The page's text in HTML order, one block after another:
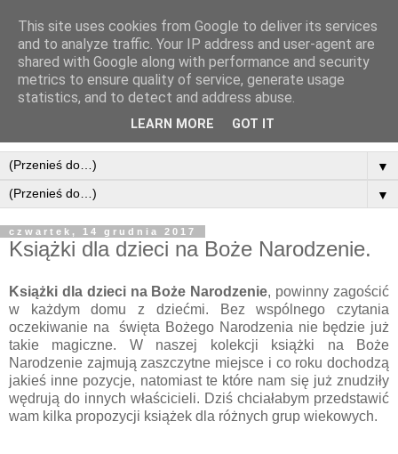
▼
▼
czwartek, 14 grudnia 2017
Książki dla dzieci na Boże Narodzenie.
Książki dla dzieci na Boże Narodzenie, powinny zagościć
w każdym domu z dziećmi. Bez wspólnego czytania
oczekiwanie na święta Bożego Narodzenia nie będzie już
takie magiczne. W naszej kolekcji książki na Boże
Narodzenie zajmują zaszczytne miejsce i co roku dochodzą
jakieś inne pozycje, natomiast te które nam się już znudziły
wędrują do innych właścicieli. Dziś chciałabym przedstawić
wam kilka propozycji książek dla różnych grup wiekowych.
This site uses cookies from Google to deliver its services
and to analyze traffic. Your IP address and user-agent are
shared with Google along with performance and security
metrics to ensure quality of service, generate usage
statistics, and to detect and address abuse.
LEARN MORE GOT IT